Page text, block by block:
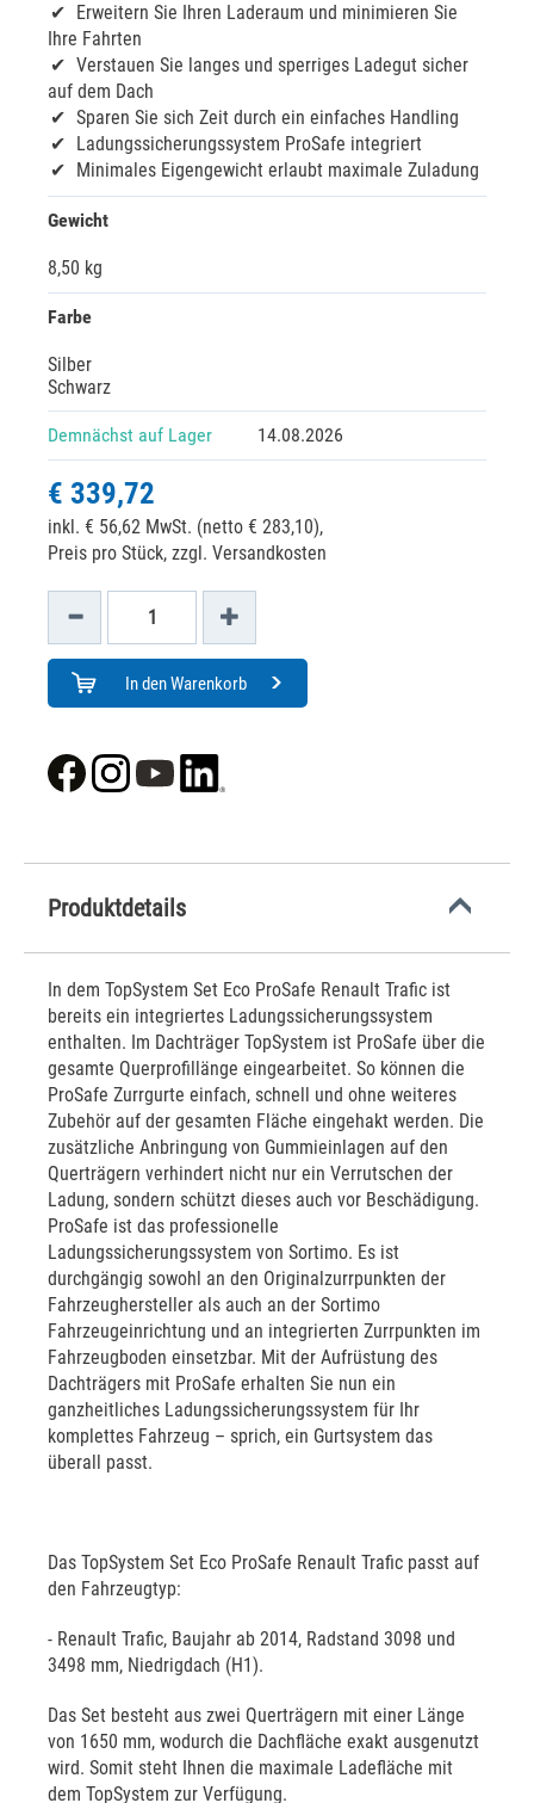
Erweitern Sie Ihren Laderaum und minimieren Sie
Ihre Fahrten
Verstauen Sie langes und sperriges Ladegut sicher
auf dem Dach
Sparen Sie sich Zeit durch ein einfaches Handling
Ladungssicherungssystem ProSafe integriert
Minimales Eigengewicht erlaubt maximale Zuladung
Gewicht
8,50 kg
Farbe
Silber
Schwarz
Demnächst auf Lager 14.08.2026
€ 339,72
inkl. € 56,62 MwSt. (netto € 283,10),
Preis pro Stück, zzgl. Versandkosten
In den Warenkorb
Produktdetails
In dem TopSystem Set Eco ProSafe Renault Trafic ist
bereits ein integriertes Ladungssicherungssystem
enthalten. Im Dachträger TopSystem ist ProSafe über die
gesamte Querprofillänge eingearbeitet. So können die
ProSafe Zurrgurte einfach, schnell und ohne weiteres
Zubehör auf der gesamten Fläche eingehakt werden. Die
zusätzliche Anbringung von Gummieinlagen auf den
Querträgern verhindert nicht nur ein Verrutschen der
Ladung, sondern schützt dieses auch vor Beschädigung.
ProSafe ist das professionelle
Ladungssicherungssystem von Sortimo. Es ist
durchgängig sowohl an den Originalzurrpunkten der
Fahrzeughersteller als auch an der Sortimo
Fahrzeugeinrichtung und an integrierten Zurrpunkten im
Fahrzeugboden einsetzbar. Mit der Aufrüstung des
Dachträgers mit ProSafe erhalten Sie nun ein
ganzheitliches Ladungssicherungssystem für Ihr
komplettes Fahrzeug – sprich, ein Gurtsystem das
überall passt.
Das TopSystem Set Eco ProSafe Renault Trafic passt auf
den Fahrzeugtyp:
- Renault Trafic, Baujahr ab 2014, Radstand 3098 und
3498 mm, Niedrigdach (H1).
Das Set besteht aus zwei Querträgern mit einer Länge
von 1650 mm, wodurch die Dachfläche exakt ausgenutzt
wird. Somit steht Ihnen die maximale Ladefläche mit
dem TopSystem zur Verfügung.